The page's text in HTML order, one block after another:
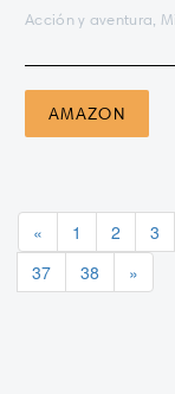
Acción y aventura,
AMAZON
« 1 2 3
37
38 »